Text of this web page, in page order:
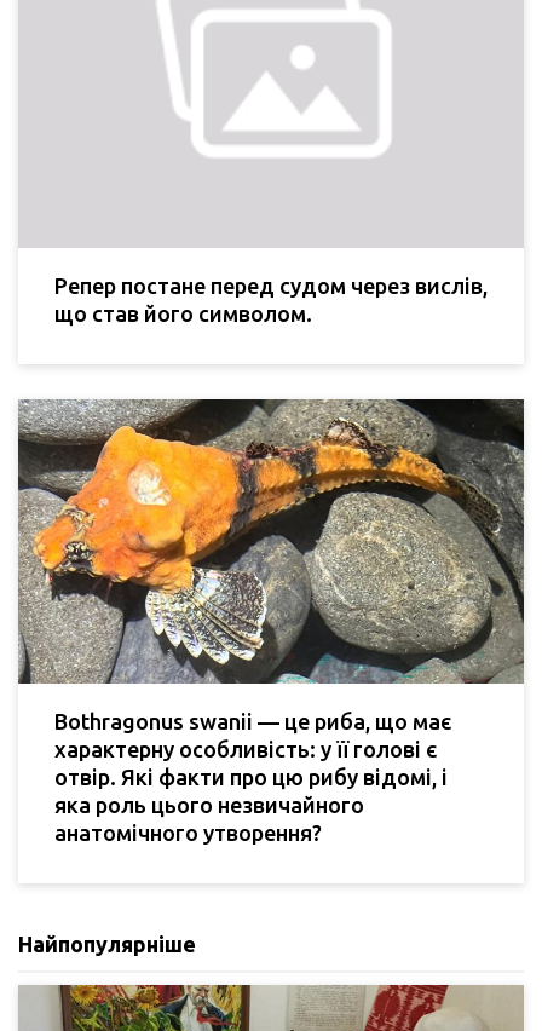
Репер постане перед судом через вислів,
що став його символом.
Bothragonus swanii — це риба, що має
характерну особливість: у її голові є
отвір. Які факти про цю рибу відомі, і
яка роль цього незвичайного
анатомічного утворення?
Найпопулярніше